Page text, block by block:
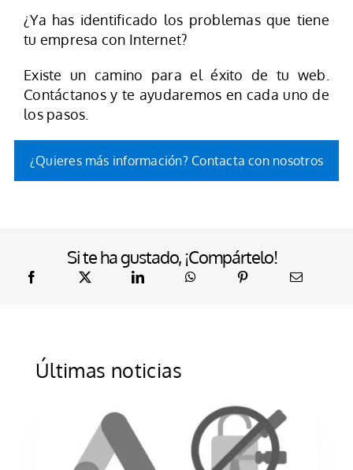
¿Ya has identificado los problemas que tiene
tu empresa con Internet?
Existe un camino para el éxito de tu web.
Contáctanos y te ayudaremos en cada uno de
los pasos.
¿Quieres más información? Contacta con nosotros
Si te ha gustado, ¡Compártelo!
Últimas noticias